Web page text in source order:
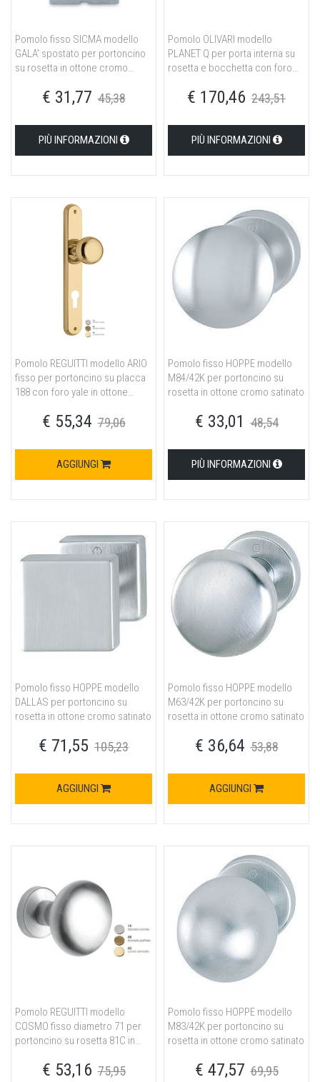
Pomolo fisso SICMA modello
GALA' spostato per portoncino
su rosetta in ottone cromo
€ 31,77 45,38
PIÙ INFORMAZIONI
Pomolo OLIVARI modello
PLANET Q per porta interna su
rosetta e bocchetta con foro
€ 170,46 243,51
PIÙ INFORMAZIONI
Pomolo REGUITTI modello ARIO
fisso per portoncino su placca
188 con foro yale in ottone
€ 55,34 79,06
AGGIUNGI
Pomolo fisso HOPPE modello
M84/42K per portoncino su
rosetta in ottone cromo satinato
€ 33,01 48,54
PIÙ INFORMAZIONI
Pomolo fisso HOPPE modello
DALLAS per portoncino su
rosetta in ottone cromo satinato
€ 71,55 105,23
AGGIUNGI
Pomolo fisso HOPPE modello
M63/42K per portoncino su
rosetta in ottone cromo satinato
€ 36,64 53,88
AGGIUNGI
Pomolo REGUITTI modello
COSMO fisso diametro 71 per
portoncino su rosetta 81C in
€ 53,16 75,95
Pomolo fisso HOPPE modello
M83/42K per portoncino su
rosetta in ottone cromo satinato
€ 47,57 69,95